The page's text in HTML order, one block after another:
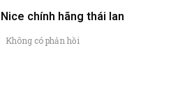
chính hãng thái lan
Không có phản hồi